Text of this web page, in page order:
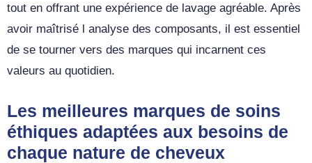
tout en offrant une expérience de lavage agréable. Après
avoir maîtrisé l analyse des composants, il est essentiel
de se tourner vers des marques qui incarnent ces
valeurs au quotidien.
Les meilleures marques de soins
éthiques adaptées aux besoins de
chaque nature de cheveux